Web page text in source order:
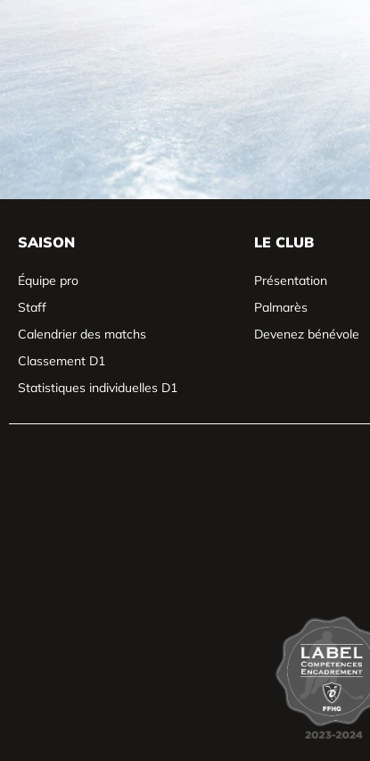
SAISON
Équipe pro
Staff
Calendrier des matchs
Classement D1
Statistiques individuelles D1
LE CLUB
Présentation
Palmarès
Devenez bénévole